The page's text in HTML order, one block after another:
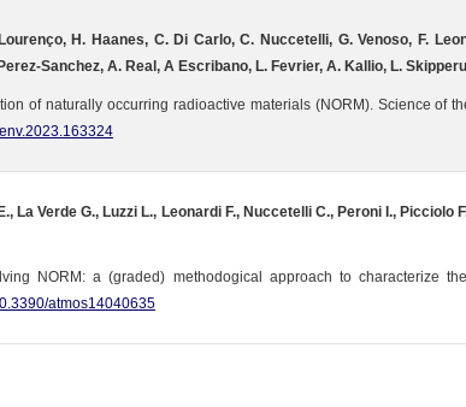
H. Haanes, C. Di Carlo, C. Nuccetelli, G. Venoso, F.
Sanchez, A. Real, A Escribano, L. Fevrier, A. Kallio, L.
of naturally occurring radioactive materials (NORM). Science of
La Verde G., Luzzi L., Leonardi F., Nuccetelli C., Peroni I., Picciolo
NORM: a (graded) methodogical approach to characterize
atmos14040635